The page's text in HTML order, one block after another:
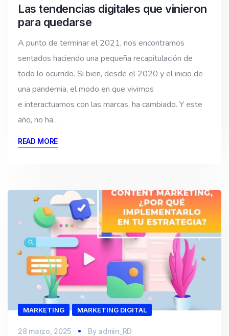
Las tendencias digitales que vinieron
para quedarse
A punto de terminar el 2021, nos encontramos
sentados haciendo una pequeña recapitulación de
todo lo ocurrido. Si bien, desde el 2020 y el inicio de
una pandemia, el modo en que vivimos
e interactuamos con las marcas, ha cambiado. Y este
año, no ha…
READ MORE
MARKETING MARKETING DIGITAL
28 marzo, 2025 By admin_RD